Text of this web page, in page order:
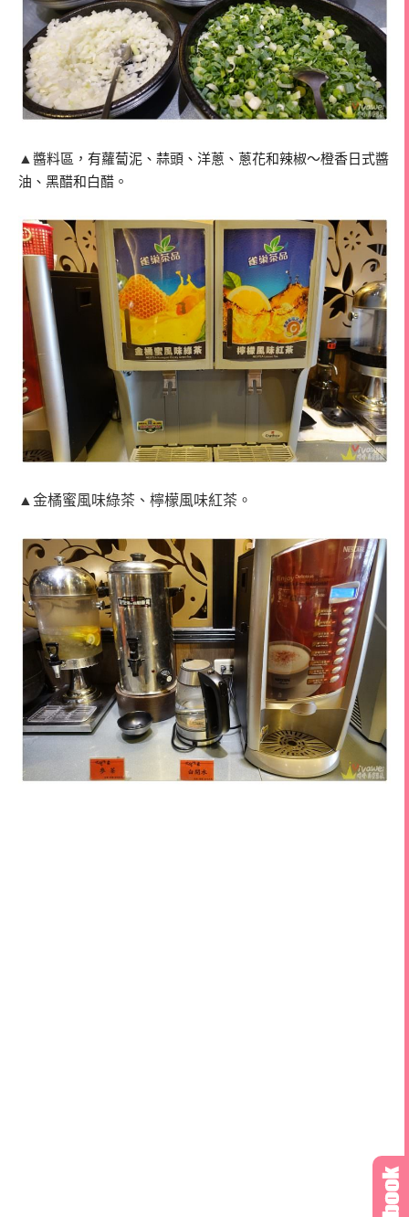
▲醬料區，有蘿蔔泥、蒜頭、洋蔥、蔥花和辣椒～橙香日式醬
油、黑醋和白醋。
▲金橘蜜風味綠茶、檸檬風味紅茶。